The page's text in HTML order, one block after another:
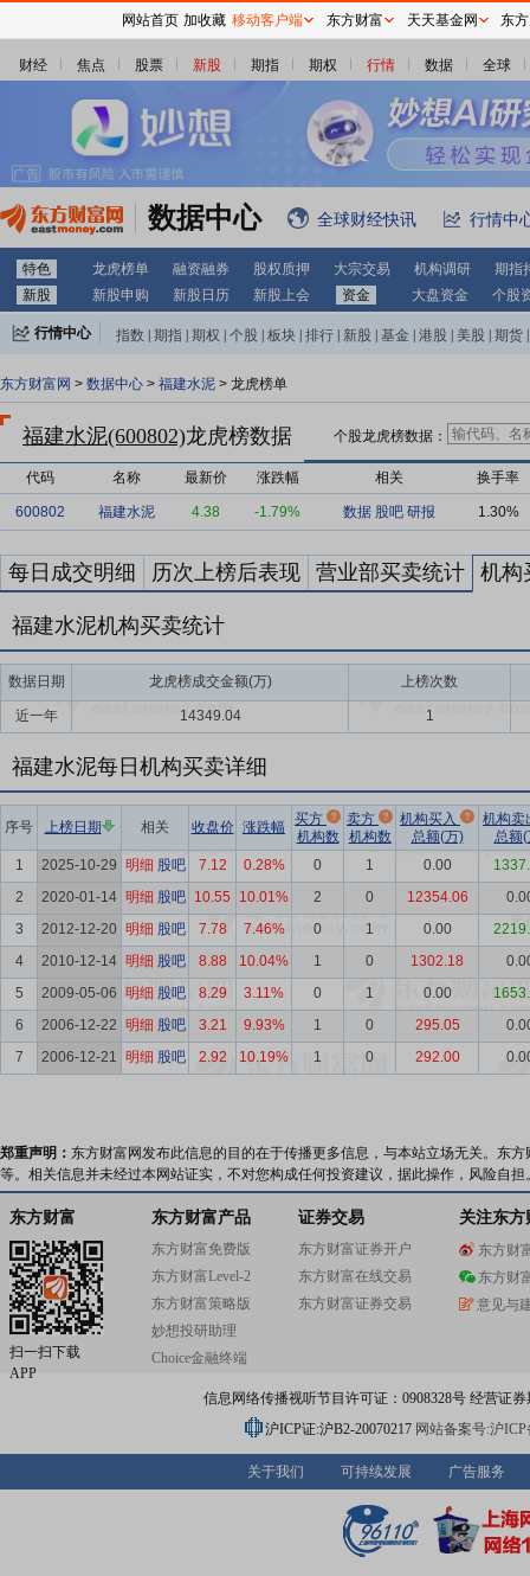
财经 焦点 股票 新股 期指 期权 行情 数据 全球
数据中心 全球财经快讯 行情中
特色 龙虎榜单 融资融券 股权质押 大宗交易 机构调研
期指
新股
新股申购 新股日历 新股上会 资金 大盘资金 个股
行情中心 指数 期指 期权 个股 板块 排行 新股 基金 港股 美股 期货
东方财富网 > 数据中心 > 福建水泥 > 龙虎榜单
福建水泥(600802)龙虎榜数据 个股龙虎榜数据：
代码 名称 最新价 涨跌幅 相关 换手率
600802 福建水泥 4.38 -1.79% 数据 股吧 研报 1.30%
每日成交明细 历次上榜后表现 营业部买卖统计 机构
福建水泥机构买卖统计
数据日期 龙虎榜成交金额(万) 上榜次数
近一年 14349.04 1
福建水泥每日机构买卖详细
序号 上榜日期 相关 收盘价 涨跌幅
买方
机构数
卖方
机构数
机构买入
总额(万)
机构
总额(
1
2025-10-29 明细 股吧 7.12 0.28% 0 1 0.00
2
2020-01-14 明细 股吧 10.55 10.01% 2 0 12354.06
3
2012-12-20 明细 股吧 7.78 7.46% 0 1 0.00
4
2010-12-14 明细 股吧 8.88 10.04% 1 0 1302.18
5
2009-05-06 明细 股吧 8.29 3.11% 0 1 0.00
6
2006-12-22 明细 股吧 3.21 9.93% 1 0 295.05
7
2006-12-21 明细 股吧 2.92 10.19% 1 0 292.00
郑重声明： 东方财富网发布此信息的目的在于传播更多信息，与本站立场无关。东
等。相关信息并未经过本网站证实，不对您构成任何投资建议，据此操作，风险自担
网站首页 加收藏 移动客户端 东方财富 天天基金网 东